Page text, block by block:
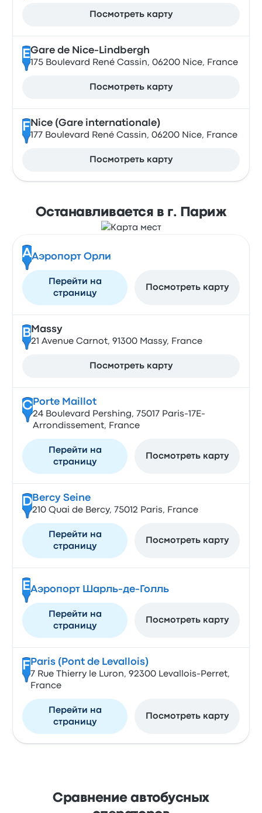
Посмотреть карту
EGare de Nice-Lindbergh
175 Boulevard René Cassin, 06200 Nice, France
Посмотреть карту
F Nice (Gare internationale)
177 Boulevard René Cassin, 06200 Nice, France
Посмотреть карту
Останавливается в г. Париж
AАэропорт Орли
Перейти на
страницу
Посмотреть карту
B Massy
21 Avenue Carnot, 91300 Massy, France
Посмотреть карту
CPorte Maillot
24 Boulevard Pershing, 75017 Paris-17E-
Arrondissement, France
Перейти на
страницу
Посмотреть карту
DBercy Seine
210 Quai de Bercy, 75012 Paris, France
Перейти на
страницу
Посмотреть карту
EАэропорт Шарль-де-Голль
Перейти на
страницу
Посмотреть карту
F Paris (Pont de Levallois)
7 Rue Thierry le Luron, 92300 Levallois-Perret,
France
Перейти на
страницу
Посмотреть карту
Сравнение автобусных